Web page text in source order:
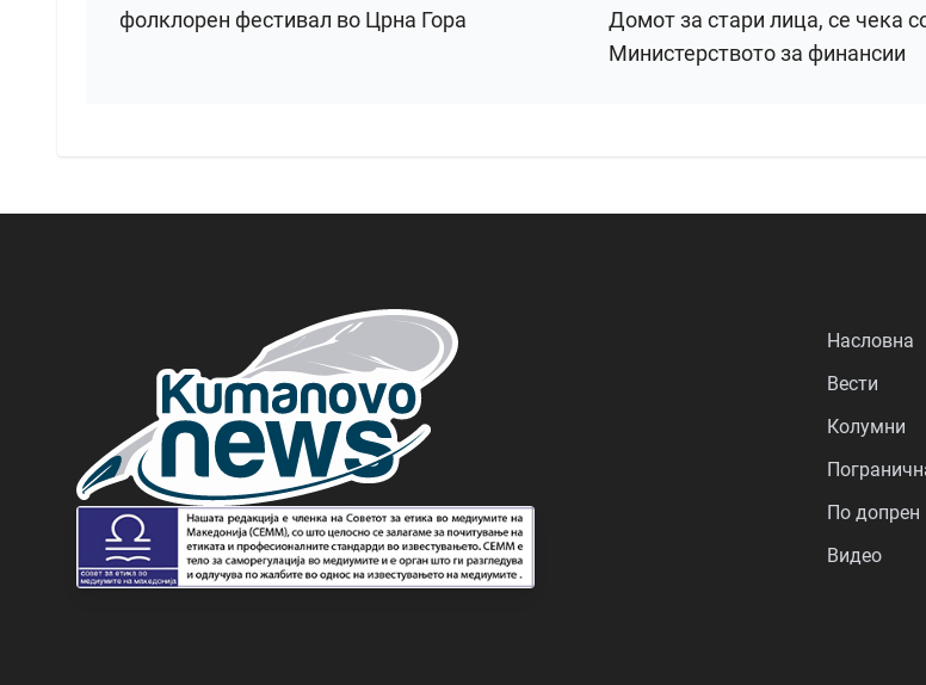
фолклорен фестивал во Црна Гора
Домот за стари лица, се чека
Министерството за финансии
Насловна
Вести
Колумни
По допрен
Видео